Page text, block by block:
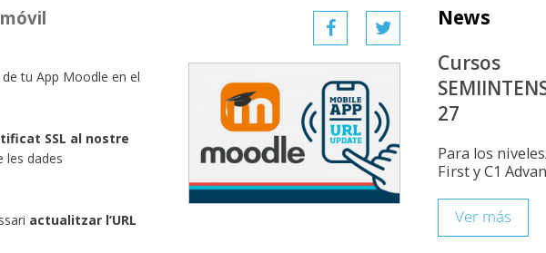
News
Cursos
27
Para los
First y C1
Ver más
de tu App Moodle en el
SSL al nostre
les dades
actualitzar l’URL